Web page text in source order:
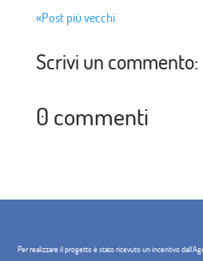
«Post più vecchi
Scrivi un commento:
0 commenti
Per realizzare il progetto è stato ricevuto un incentivo